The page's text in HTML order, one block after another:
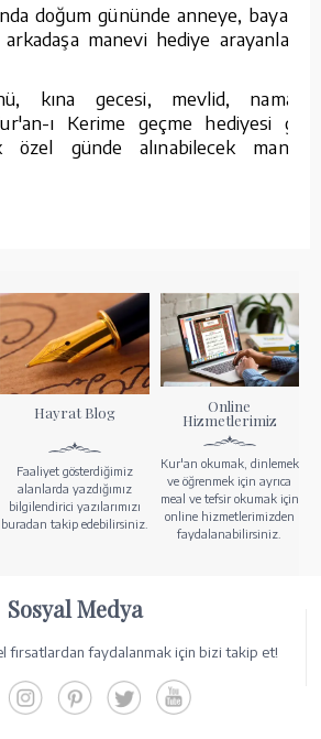
doğum gününde anneye, bayana,
manevi hediye arayanların
kına gecesi, mevlid, namaza
ı Kerime geçme hediyesi gibi
özel günde alınabilecek manevi
Hayrat Blog
Faaliyet gösterdiğimiz
alanlarda yazdığımız
bilgilendirici yazılarımızı
buradan takip edebilirsiniz.
Online
Hizmetlerimiz
Kur'an okumak, dinlemek
ve öğrenmek için ayrıca
meal ve tefsir okumak için
online hizmetlerimizden
faydalanabilirsiniz.
Sosyal Medya
fırsatlardan faydalanmak için bizi takip et!